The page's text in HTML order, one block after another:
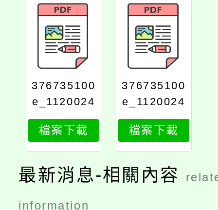
376735100
e_1120024
323_attach
1
檔案下載
376735100
e_1120024
323_print
檔案下載
最新消息-相關內容
information